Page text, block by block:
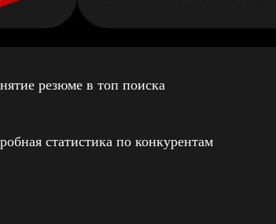
резюме в топ поиска
статистика по конкурентам